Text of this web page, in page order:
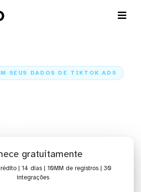
SEUS DADOS DE TIKTOK ADS
gratuitamente
| 14 dias | 10MM de registros | 30
integrações